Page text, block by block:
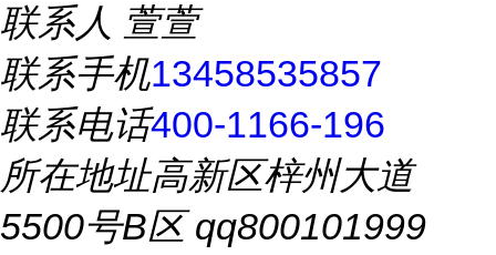
联系人 萱萱
联系手机13458535857
联系电话400-1166-196
所在地址高新区梓州大道
5500号B区 qq800101999